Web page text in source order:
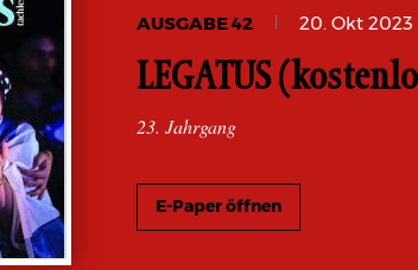
AUSGABE 42 20. Okt 2023
LEGATUS
23. Jahrgang
E-Paper öffnen